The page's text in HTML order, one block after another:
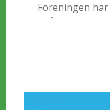
Föreningen